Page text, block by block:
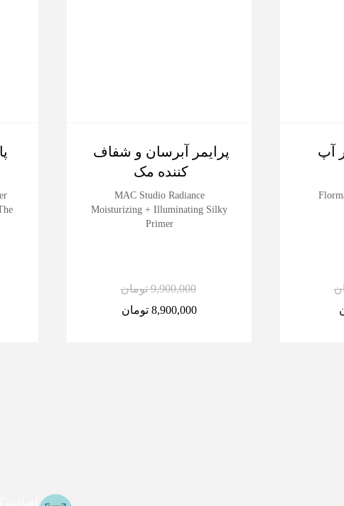
آپ
پرایمر آبرسان و شفاف
کننده مک
MAC Studio Radiance
Moisturizing + Illuminating Silky
Primer
9,900,000 تومان
8,900,000 تومان